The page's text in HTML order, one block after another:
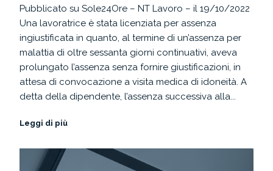
Pubblicato su Sole24Ore – NT Lavoro – il 19/10/2022
Una lavoratrice è stata licenziata per assenza
ingiustificata in quanto, al termine di un’assenza per
malattia di oltre sessanta giorni continuativi, aveva
prolungato l’assenza senza fornire giustificazioni, in
attesa di convocazione a visita medica di idoneità. A
detta della dipendente, l’assenza successiva alla...
Leggi di più